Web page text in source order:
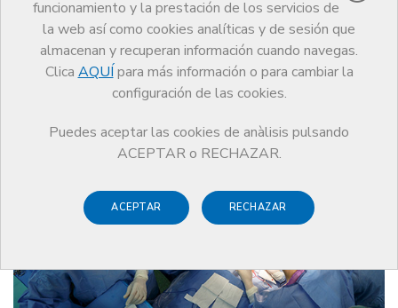
funcionamiento y la prestación de los servicios de
la web así como cookies analíticas y de sesión que
almacenan y recuperan información cuando navegas.
Clica AQUÍ para más información o para cambiar la
configuración de las cookies.
Puedes aceptar las cookies de anàlisis pulsando
ACEPTAR o RECHAZAR.
ACEPTAR RECHAZAR
Noticias
Comunicación
Noticias
Comunicado del Consejo de Colegios de Médicos de Cataluña (CCMC)
ante la situación de malestar profesional de los médicos